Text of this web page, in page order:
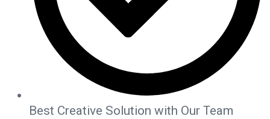
Best Creative Solution with Our Team